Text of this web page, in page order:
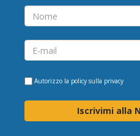
Autorizzo la policy sulla privacy
Iscrivimi alla